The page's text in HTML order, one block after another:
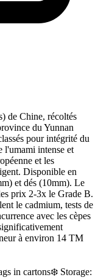
de Chine, récoltés
du Yunnan
pour intégrité du
l'umami intense et
et les
Disponible en
et dés (10mm). Le
prix 2-3x le Grade B.
le cadmium, tests de
avec les cèpes
à environ 14 TM
in cartons❄️ Storage: